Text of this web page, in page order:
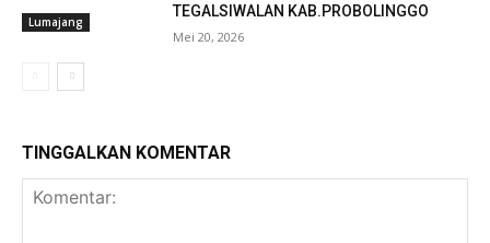
Lumajang
TEGALSIWALAN KAB.PROBOLINGGO
Mei 20, 2026
TINGGALKAN KOMENTAR